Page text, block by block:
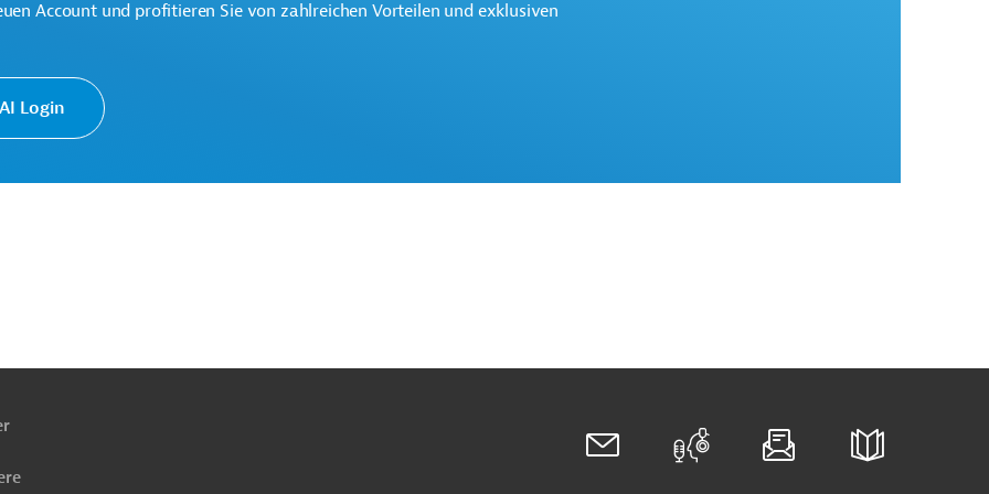
Wassergewinnung
Account und profitieren Sie von zahlreichen Vorteilen und exklusiven
Login